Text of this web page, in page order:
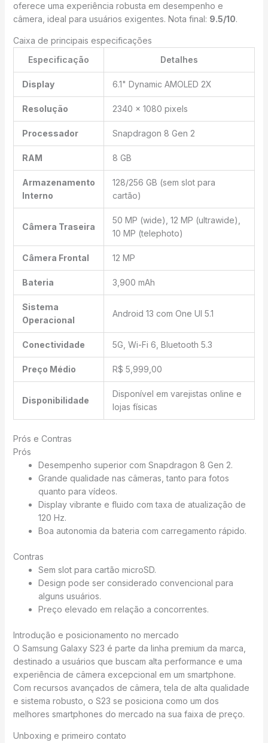
oferece uma experiência robusta em desempenho e
câmera, ideal para usuários exigentes. Nota final: 9.5/10.
Caixa de principais especificações
Especificação
Detalhes
Display 6.1" Dynamic AMOLED 2X
Resolução 2340 x 1080 pixels
Processador Snapdragon 8 Gen 2
RAM 8 GB
Armazenamento
Interno
128/256 GB (sem slot para
cartão)
Câmera Traseira
50 MP (wide), 12 MP (ultrawide),
10 MP (telephoto)
Câmera Frontal 12 MP
Bateria 3,900 mAh
Sistema
Operacional
Android 13 com One UI 5.1
Conectividade 5G, Wi-Fi 6, Bluetooth 5.3
Preço Médio R$ 5,999,00
Disponibilidade
Disponível em varejistas online e
lojas físicas
Prós e Contras
Prós
Desempenho superior com Snapdragon 8 Gen 2.
Grande qualidade nas câmeras, tanto para fotos
quanto para vídeos.
Display vibrante e fluido com taxa de atualização de
120 Hz.
Boa autonomia da bateria com carregamento rápido.
Contras
Sem slot para cartão microSD.
Design pode ser considerado convencional para
alguns usuários.
Preço elevado em relação a concorrentes.
Introdução e posicionamento no mercado
O Samsung Galaxy S23 é parte da linha premium da marca,
destinado a usuários que buscam alta performance e uma
experiência de câmera excepcional em um smartphone.
Com recursos avançados de câmera, tela de alta qualidade
e sistema robusto, o S23 se posiciona como um dos
melhores smartphones do mercado na sua faixa de preço.
Unboxing e primeiro contato